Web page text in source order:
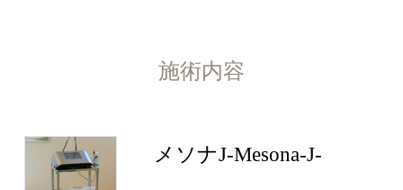
施術内容
メソナJ-Mesona-J-